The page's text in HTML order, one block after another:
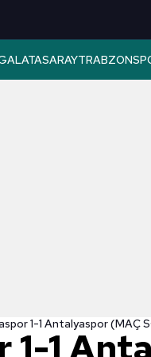
1-1 Antalyaspor (MAÇ
1-1